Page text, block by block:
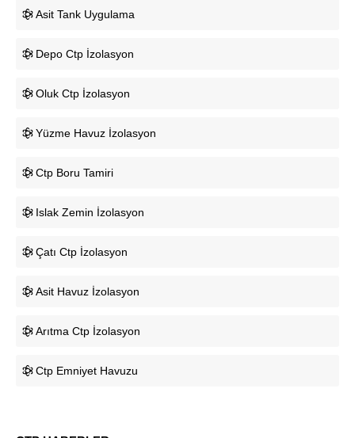
Asit Tank Uygulama
Depo Ctp İzolasyon
Oluk Ctp İzolasyon
Yüzme Havuz İzolasyon
Ctp Boru Tamiri
Islak Zemin İzolasyon
Çatı Ctp İzolasyon
Asit Havuz İzolasyon
Arıtma Ctp İzolasyon
Ctp Emniyet Havuzu